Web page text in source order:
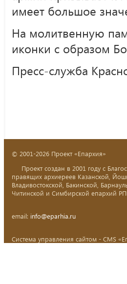
имеет большое
На молитвенную
иконки с образом
Пресс-служба
© 2001-2026 Проект «Епархия»
Проект создан в 2001 году с
правящих архиереев Казанской,
Владивостокской, Бакинской,
Читинской и Симбирской епархий
email: info@eparhia.ru
Система управления сайтом - CMS